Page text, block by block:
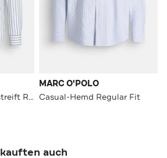
Leinenmix-Hemd gestreift Regular Fit
MARC O'POLO
Casual-Hemd Regular Fit
auch